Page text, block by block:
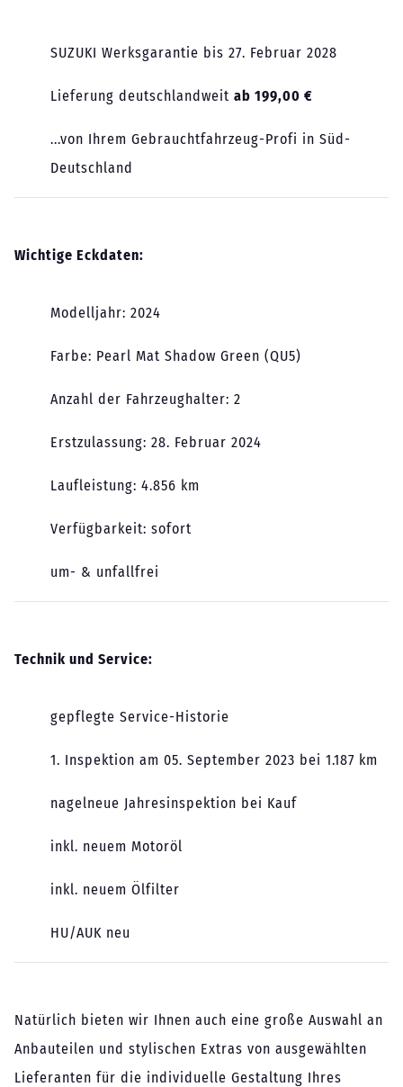
SUZUKI Werksgarantie bis 27. Februar 2028
Lieferung deutschlandweit ab 199,00 €
...von Ihrem Gebrauchtfahrzeug-Profi in Süd-
Deutschland
Wichtige Eckdaten:
Modelljahr: 2024
Farbe: Pearl Mat Shadow Green (QU5)
Anzahl der Fahrzeughalter: 2
Erstzulassung: 28. Februar 2024
Laufleistung: 4.856 km
Verfügbarkeit: sofort
um- & unfallfrei
Technik und Service:
gepflegte Service-Historie
1. Inspektion am 05. September 2023 bei 1.187 km
nagelneue Jahresinspektion bei Kauf
inkl. neuem Motoröl
inkl. neuem Ölfilter
HU/AUK neu
Natürlich bieten wir Ihnen auch eine große Auswahl an
Anbauteilen und stylischen Extras von ausgewählten
Lieferanten für die individuelle Gestaltung Ihres